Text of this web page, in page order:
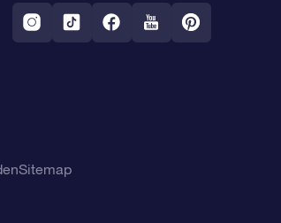
Sitemap